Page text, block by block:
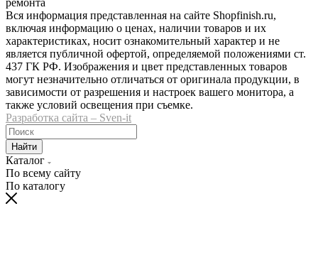
Вся информация представленная на сайте Shopfinish.ru,
включая информацию о ценах, наличии товаров и их
характеристиках, носит ознакомительный характер и не
является публичной офертой, определяемой положениями ст.
437 ГК РФ. Изображения и цвет представленных товаров
могут незначительно отличаться от оригинала продукции, в
зависимости от разрешения и настроек вашего монитора, а
также условий освещения при съемке.
Разработка сайта – Sven-it
Найти
Каталог
По всему сайту
По каталогу